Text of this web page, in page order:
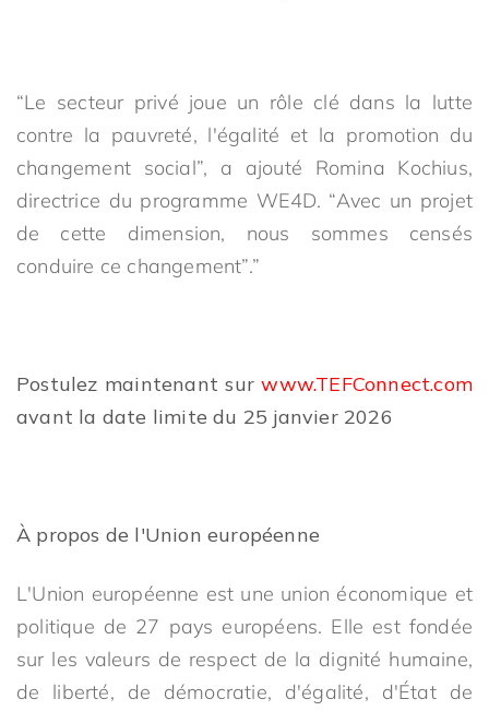
“Le secteur privé joue un rôle clé dans la lutte
contre la pauvreté, l'égalité et la promotion du
changement social”, a ajouté Romina Kochius,
directrice du programme WE4D. “Avec un projet
de cette dimension, nous sommes censés
conduire ce changement”.”
Postulez maintenant surwww.TEFConnect.com
avant la date limite du 25 janvier 2026
À propos de l'Union européenne
L'Union européenne est une union économique et
politique de 27 pays européens. Elle est fondée
sur les valeurs de respect de la dignité humaine,
de liberté, de démocratie, d'égalité, d'État de